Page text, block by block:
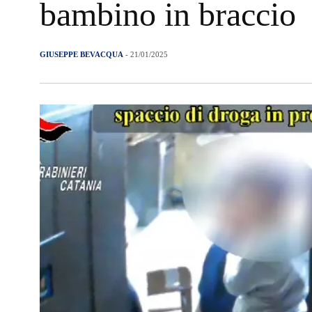
bambino in braccio
GIUSEPPE BEVACQUA - 21/01/2025